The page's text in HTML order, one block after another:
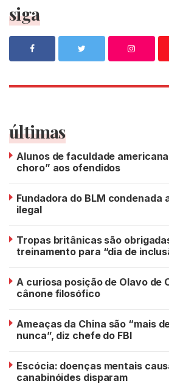
siga
últimas
Alunos de faculdade
choro” aos ofendidos
Fundadora do BLM condenada
ilegal
Tropas britânicas são
treinamento para “dia de
A curiosa posição de Olavo de
cânone filosófico
Ameaças da China são “mais
nunca”, diz chefe do FBI
Escócia: doenças mentais
canabinóides disparam